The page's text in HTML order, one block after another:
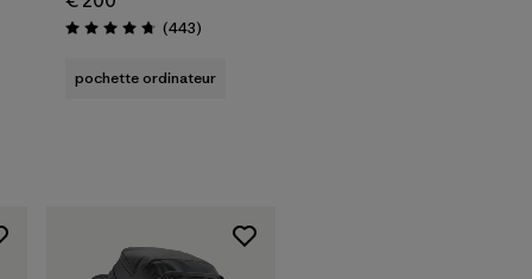
Évaluation: 4.7 / 5
(443Avis
)
pochette ordinateur